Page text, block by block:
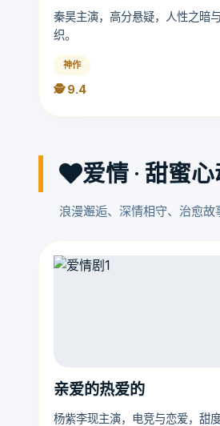
秦昊主演，高分悬疑，人性之暗
织。
神作
🕵️ 9.4
爱情 · 甜蜜
浪漫邂逅、深情相守、治愈故
亲爱的热爱的
杨紫李现主演，电竞与恋爱，甜度